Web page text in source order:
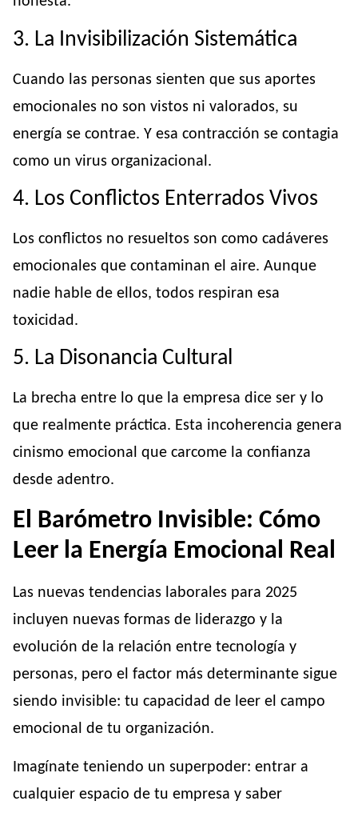
3. La Invisibilización Sistemática
Cuando las personas sienten que sus aportes
emocionales no son vistos ni valorados, su
energía se contrae. Y esa contracción se contagia
como un virus organizacional.
4. Los Conflictos Enterrados Vivos
Los conflictos no resueltos son como cadáveres
emocionales que contaminan el aire. Aunque
nadie hable de ellos, todos respiran esa
toxicidad.
5. La Disonancia Cultural
La brecha entre lo que la empresa dice ser y lo
que realmente práctica. Esta incoherencia genera
cinismo emocional que carcome la confianza
desde adentro.
El Barómetro Invisible: Cómo
Leer la Energía Emocional Real
Las nuevas tendencias laborales para 2025
incluyen nuevas formas de liderazgo y la
evolución de la relación entre tecnología y
personas, pero el factor más determinante sigue
siendo invisible: tu capacidad de leer el campo
emocional de tu organización.
Imagínate teniendo un superpoder: entrar a
cualquier espacio de tu empresa y saber